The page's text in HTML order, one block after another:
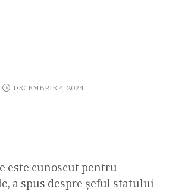
DECEMBRIE 4, 2024
este cunoscut pentru
a spus despre șeful statului